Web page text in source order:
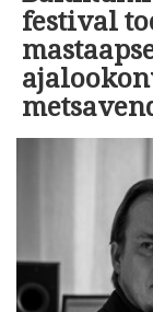
festival